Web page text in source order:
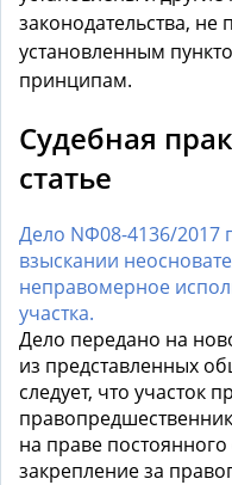
законодательства,
установленным
принципам.
Судебная
статье
Дело NФ08-4136/2017
взыскании
неправомерное
участка.
Дело передано на
из представленных
следует, что участок
на праве
закрепление за